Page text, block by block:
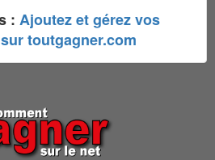
: Ajoutez et gérez vos
toutgagner.com